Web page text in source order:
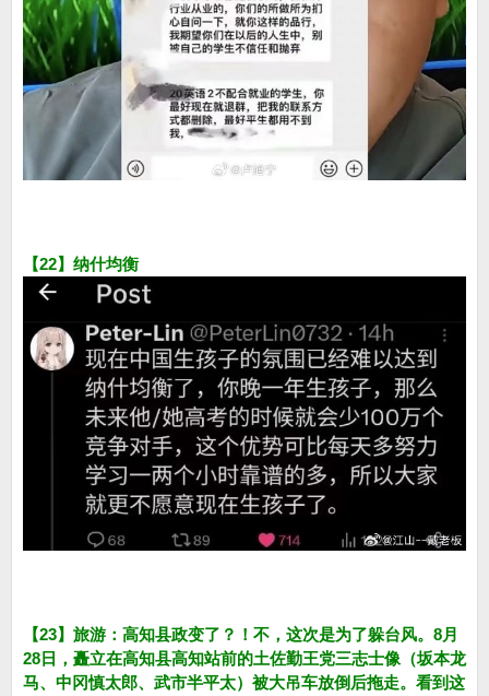
【22】纳什均衡
【23】旅游：高知县政变了？！不，这次是为了躲台风。8月
28日，矗立在高知县高知站前的土佐勤王党三志士像（坂本龙
马、中冈慎太郎、武市半平太）被大吊车放倒后拖走。看到这